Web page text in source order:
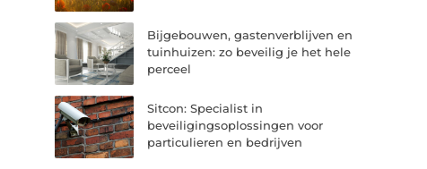
Bijgebouwen, gastenverblijven en
tuinhuizen: zo beveilig je het hele
perceel
Sitcon: Specialist in
beveiligingsoplossingen voor
particulieren en bedrijven